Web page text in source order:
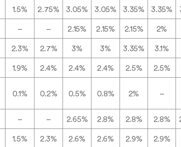
1.5% 2.75% 3.05% 3.05% 3.35% 3.35%
– – 2.15% 2.15% 2.15% 2%
2.3% 2.7% 3% 3% 3.35% 3.1%
1.9% 2.4% 2.4% 2.4% 2.5% 2.5%
0.1% 0.2% 0.5% 0.8% 2% –
– – 2.65% 2.8% 2.8% 2.8%
1.5% 2.3% 2.6% 2.6% 2.9% 2.9%